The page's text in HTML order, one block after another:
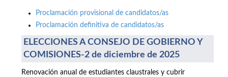
Proclamación provisional de candidatos/as
Proclamación definitiva de candidatos/as
ELECCIONES A CONSEJO DE GOBIERNO Y
COMISIONES-2 de diciembre de 2025
Renovación anual de estudiantes claustrales y cubrir